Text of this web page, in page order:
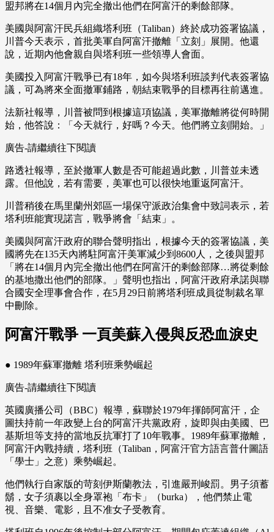
盟邦將在14個月內完全撤出他們在阿富汗的剩餘部隊。
美國與阿富汗民兵組織塔利班（Taliban）終於成功簽署協議，
川普今天表示，首批美軍自阿富汗撤離「立刻」展開。他還
說，近期內他會親自與塔利班一些領導人會面。
美國投入阿富汗戰爭已有18年，如今與塔利班談判代表簽署協
議，可為將來全面撤軍鋪路，朝結束戰爭的目標再往前邁進。
法新社報導，川普被問到根據這項協議，美軍撤離將從何時開
始，他答說：「今天就行，好嗎？今天。他們將立刻開始。」
廣告-請繼續往下閱讀
路透社報導，至於撤軍人數是否可能超過此數，川普並未透
露。但他說，若有需要，美軍也可以很快地重返阿富汗。
川普稍後在馬里蘭州郊區一場保守派政治集會中致詞表示，若
塔利班能實現諾言，戰爭將會「結束」。
美國與阿富汗政府的聯合聲明指出，根據今天的簽署協議，美
國將先在135天內將駐阿富汗美軍減少到8600人，之後與盟邦
「將在14個月內完全撤出他們在阿富汗的剩餘部隊…將從剩餘
的基地撒出他們的部隊。」聲明也指出，阿富汗政府承諾與聯
合國安全理事會合作，在5月29日前將塔利班成員從制裁名單
中刪除。
阿富汗戰爭 一頁美蘇入侵與反恐血淚史
● 1989年蘇軍撤離 塔利班乘勢崛起
廣告-請繼續往下閱讀
英國廣播公司（BBC）報導，蘇聯於1979年揮師阿富汗，企
圖扶持前一年政變上台的阿富汗共黨政府，旋即與由美國、巴
基斯坦等支持的當地反抗軍打了10年戰事。1989年蘇軍撤離，
阿富汗內戰持續，塔利班（Taliban，阿富汗官方語言普什圖語
「學士」之意）乘勢崛起。
他們執行自家版的苛刻伊斯蘭教法，引進嚴刑峻罰。男子須蓄
鬍，女子須裹以全身罩袍「布卡」（burka），他們禁止電
視、音樂、電影，且不准女子受教育。